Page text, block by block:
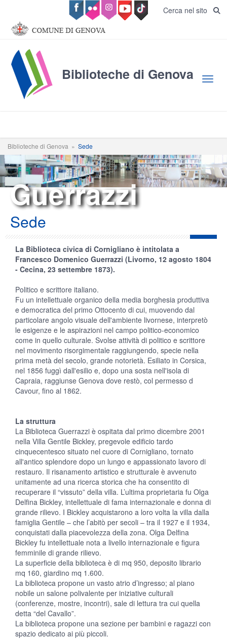
Salta al contenuto principale Cerca nel sito
Biblioteche di Genova
Biblioteche di Genova » Sede
Guerrazzi
Sede
La Biblioteca civica di Cornigliano è intitolata a
Francesco Domenico Guerrazzi (Livorno, 12 agosto 1804
- Cecina, 23 settembre 1873).
Politico e scrittore italiano.
Fu un intellettuale organico della media borghesia produttiva
e democratica del primo Ottocento di cui, muovendo dal
particolare angolo visuale dell'ambiente livornese, interpretò
le esigenze e le aspirazioni nel campo politico-economico
come in quello culturale. Svolse attività di politico e scrittore
nel movimento risorgimentale raggiungendo, specie nella
prima metà del secolo, grande notorietà. Esiliato in Corsica,
nel 1856 fuggì dall'esilio e, dopo una sosta nell'isola di
Capraia, raggiunse Genova dove restò, col permesso d
Cavour, fino al 1862.
La struttura
La Biblioteca Guerrazzi è ospitata dal primo dicembre 2001
nella Villa Gentile Bickley, pregevole edificio tardo
cinquecentesco situato nel cuore di Cornigliano, tornato
all'antico splendore dopo un lungo e appassionato lavoro di
restauro. Il risanamento artistico e strutturale è avvenuto
unitamente ad una ricerca storica che ha consentito di
recuperare il “vissuto” della villa. L’ultima proprietaria fu Olga
Delfina Bickley, intellettuale di fama internazionale e donna di
grande rilievo. I Bickley acquistarono a loro volta la villa dalla
famiglia Gentile – che l’abitò per secoli – tra il 1927 e il 1934,
conquistati dalla piacevolezza della zona. Olga Delfina
Bickley fu intellettuale nota a livello internazionale e figura
femminile di grande rilievo.
La superficie della biblioteca è di mq 950, deposito librario
mq 160, giardino mq 1.600.
La biblioteca propone un vasto atrio d’ingresso; al piano
nobile un salone polivalente per iniziative culturali
(conferenze, mostre, incontri), sale di lettura tra cui quella
detta “del Cavallo”.
La biblioteca propone una sezione per bambini e ragazzi con
spazio dedicato ai più piccoli.